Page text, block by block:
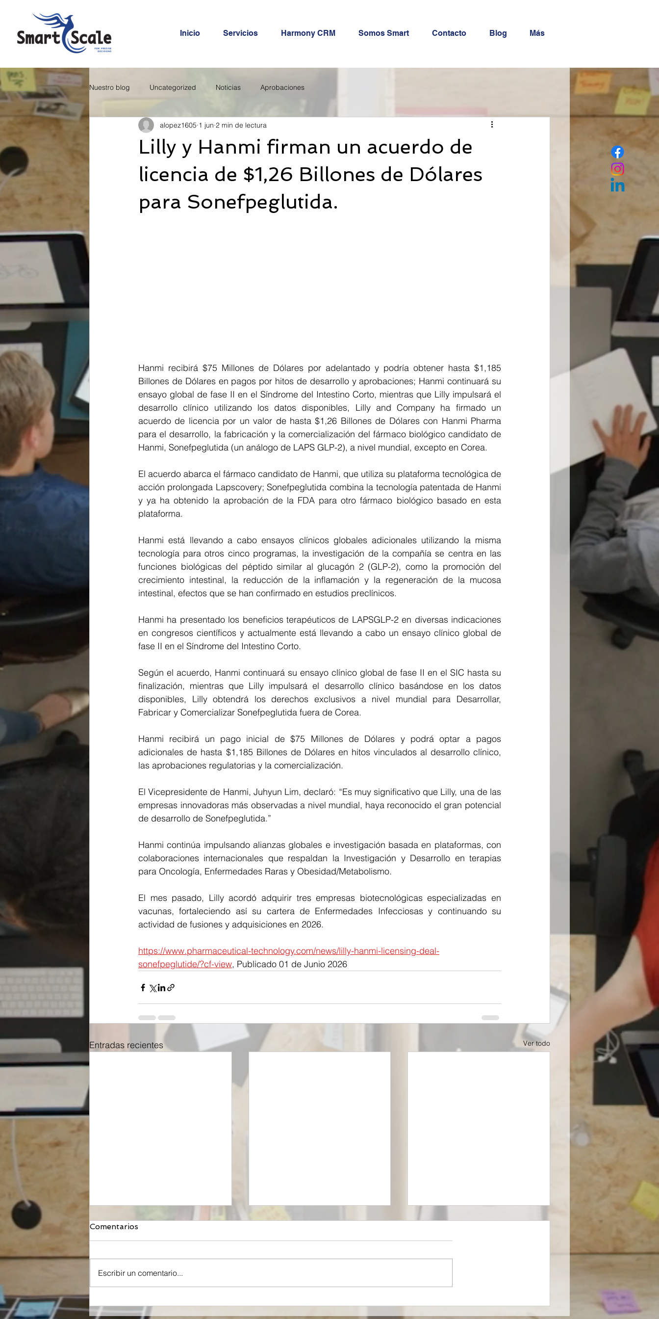
Inicio Servicios Harmony CRM Somos Smart Contacto Blog Más
Nuestro blog Uncategorized Noticias Aprobaciones
Lilly y Hanmi firman un acuerdo de
licencia de $1,26 Billones de Dólares
para Sonefpeglutida.
alopez1605 1 jun 2 min de lectura
Hanmi recibirá $75 Millones de Dólares por adelantado y podría obtener hasta $1,185
Billones de Dólares en pagos por hitos de desarrollo y aprobaciones; Hanmi continuará su
ensayo global de fase II en el Síndrome del Intestino Corto, mientras que Lilly impulsará el
desarrollo clínico utilizando los datos disponibles, Lilly and Company ha firmado un
acuerdo de licencia por un valor de hasta $1,26 Billones de Dólares con Hanmi Pharma
para el desarrollo, la fabricación y la comercialización del fármaco biológico candidato de
Hanmi, Sonefpeglutida (un análogo de LAPS GLP-2), a nivel mundial, excepto en Corea.
El acuerdo abarca el fármaco candidato de Hanmi, que utiliza su plataforma tecnológica de
acción prolongada Lapscovery; Sonefpeglutida combina la tecnología patentada de Hanmi
y ya ha obtenido la aprobación de la FDA para otro fármaco biológico basado en esta
plataforma.
Hanmi está llevando a cabo ensayos clínicos globales adicionales utilizando la misma
tecnología para otros cinco programas, la investigación de la compañía se centra en las
funciones biológicas del péptido similar al glucagón 2 (GLP-2), como la promoción del
crecimiento intestinal, la reducción de la inflamación y la regeneración de la mucosa
intestinal, efectos que se han confirmado en estudios preclínicos.
Hanmi ha presentado los beneficios terapéuticos de LAPSGLP-2 en diversas indicaciones
en congresos científicos y actualmente está llevando a cabo un ensayo clínico global de
fase II en el Síndrome del Intestino Corto.
Según el acuerdo, Hanmi continuará su ensayo clínico global de fase II en el SIC hasta su
finalización, mientras que Lilly impulsará el desarrollo clínico basándose en los datos
disponibles, Lilly obtendrá los derechos exclusivos a nivel mundial para Desarrollar,
Fabricar y Comercializar Sonefpeglutida fuera de Corea.
Hanmi recibirá un pago inicial de $75 Millones de Dólares y podrá optar a pagos
adicionales de hasta $1,185 Billones de Dólares en hitos vinculados al desarrollo clínico,
las aprobaciones regulatorias y la comercialización.
El Vicepresidente de Hanmi, Juhyun Lim, declaró: “Es muy significativo que Lilly, una de las
empresas innovadoras más observadas a nivel mundial, haya reconocido el gran potencial
de desarrollo de Sonefpeglutida.”
Hanmi continúa impulsando alianzas globales e investigación basada en plataformas, con
colaboraciones internacionales que respaldan la Investigación y Desarrollo en terapias
para Oncología, Enfermedades Raras y Obesidad/Metabolismo.
El mes pasado, Lilly acordó adquirir tres empresas biotecnológicas especializadas en
vacunas, fortaleciendo así su cartera de Enfermedades Infecciosas y continuando su
actividad de fusiones y adquisiciones en 2026.
https://www.pharmaceutical-technology.com/news/lilly-hanmi-licensing-deal-
sonefpeglutide/?cf-view, Publicado 01 de Junio 2026
Entradas recientes Ver todo
Takeda dirigido a la
Comentarios
Escribir un comentario...